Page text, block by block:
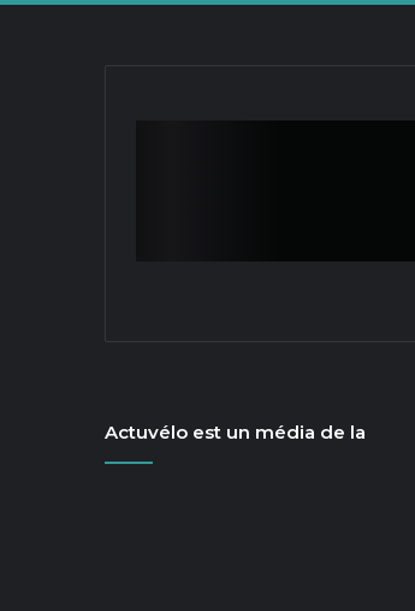
Actuvélo est un média de la